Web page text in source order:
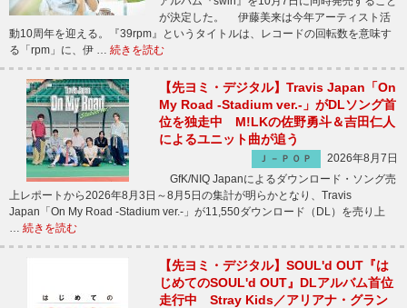
が決定した。 伊藤美来は今年アーティスト活
動10周年を迎える。『39rpm』というタイトルは、レコードの回転数を意味す
る「rpm」に、伊 … 続きを読む
【先ヨミ・デジタル】Travis Japan「On
My Road -Stadium ver.-」がDLソング首
位を独走中 M!LKの佐野勇斗＆吉田仁人
によるユニット曲が追う
Ｊ－ＰＯＰ
2026年8月7日
GfK/NIQ Japanによるダウンロード・ソング売
上レポートから2026年8月3日～8月5日の集計が明らかとなり、Travis
Japan「On My Road -Stadium ver.-」が11,550ダウンロード（DL）を売り上
… 続きを読む
【先ヨミ・デジタル】SOUL'd OUT『は
じめてのSOUL'd OUT』DLアルバム首位
走行中 Stray Kids／アリアナ・グラン